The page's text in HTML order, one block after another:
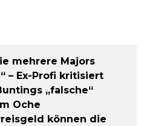
mehrere Majors
– Ex-Profi kritisiert
„falsche“
Oche
können die